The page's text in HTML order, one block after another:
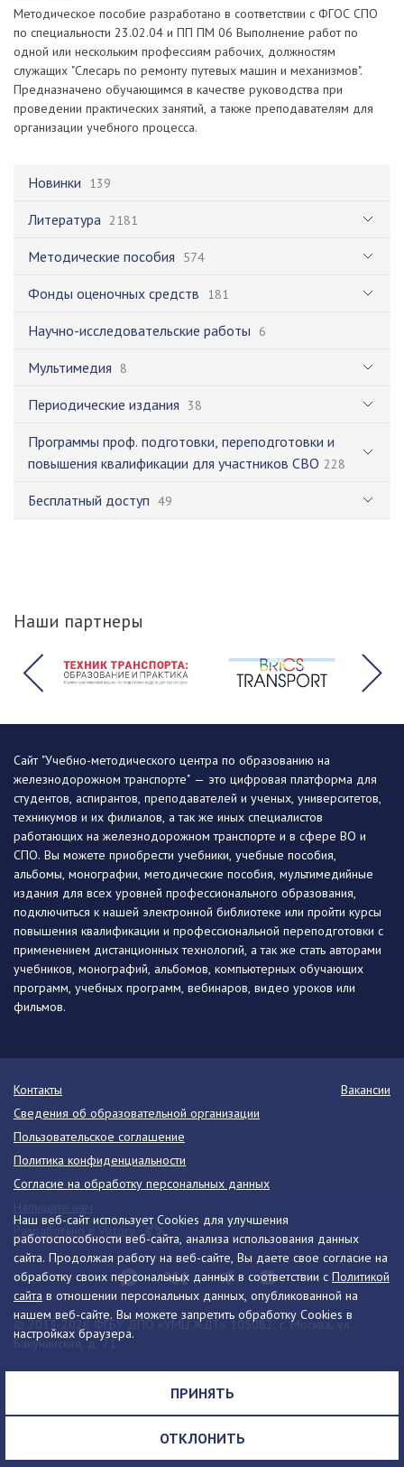
Новинки 139
Литература 2181
Методические пособия 574
Фонды оценочных средств 181
Научно-исследовательские работы 6
Мультимедия 8
Периодические издания 38
Программы проф. подготовки, переподготовки и
повышения квалификации для участников СВО 228
Бесплатный доступ 49
Методическое пособие разработано в соответствии с ФГОС СПО
по специальности 23.02.04 и ПП ПМ 06 Выполнение работ по
одной или нескольким профессиям рабочих, должностям
служащих "Слесарь по ремонту путевых машин и механизмов".
Предназначено обучающимся в качестве руководства при
проведении практических занятий, а также преподавателям для
организации учебного процесса.
Наши партнеры
Наш веб-сайт использует Cookies для улучшения
работоспособности веб-сайта, анализа использования данных
сайта. Продолжая работу на веб-сайте, Вы даете свое согласие на
обработку своих персональных данных в соответствии с Политикой
сайта в отношении персональных данных, опубликованной на
нашем веб-сайте. Вы можете запретить обработку Cookies в
настройках браузера.
ПРИНЯТЬ
ОТКЛОНИТЬ
Сайт "Учебно-методического центра по образованию на
железнодорожном транспорте" — это цифровая платформа для
студентов, аспирантов, преподавателей и ученых, университетов,
техникумов и их филиалов, а так же иных специалистов
работающих на железнодорожном транспорте и в сфере ВО и
СПО. Вы можете приобрести учебники, учебные пособия,
альбомы, монографии, методические пособия, мультимедийные
издания для всех уровней профессионального образования,
подключиться к нашей электронной библиотеке или пройти курсы
повышения квалификации и профессиональной переподготовки с
применением дистанционных технологий, а так же стать авторами
учебников, монографий, альбомов, компьютерных обучающих
программ, учебных программ, вебинаров, видео уроков или
фильмов.
© 2013-2026 ФГБУ ДПО «УМЦ ЖДТ» 105082, г. Москва, ул.
Бакунинская, д. 71
Телефон:8 (495) 739-00-30 info@umczdt.ru
схема проезда
Контакты
Вакансии
Сведения об образовательной организации
Пользовательское соглашение
Политика конфиденциальности
Согласие на обработку персональных данных
Разработано в Victory